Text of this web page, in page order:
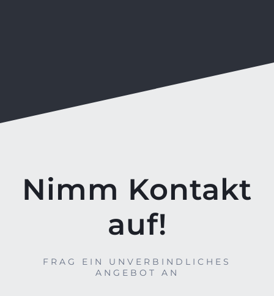
Nimm Kontakt
auf!
FRAG EIN UNVERBINDLICHES
ANGEBOT AN